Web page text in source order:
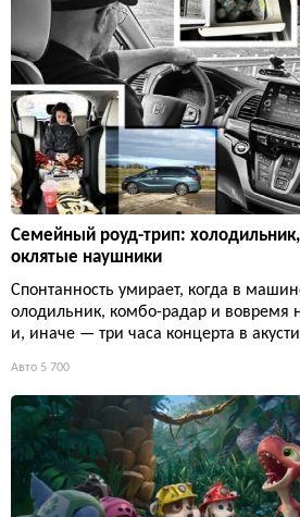
Семейный роуд-трип:
оклятые наушники
Спонтанность умирает, когда в
олодильник, комбо-радар и вовремя
и, иначе — три часа концерта в
Авто 5 700